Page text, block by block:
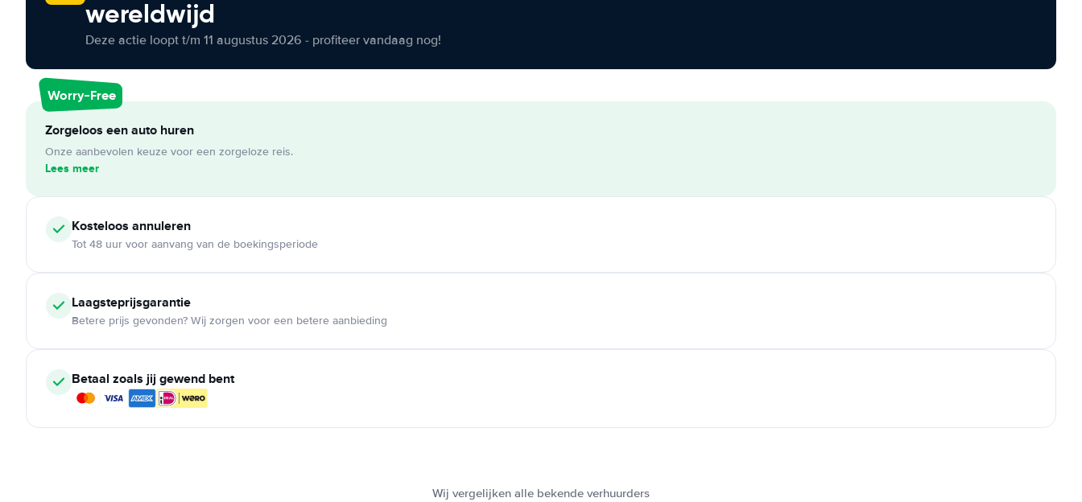
wereldwijd
Deze actie loopt t/m 11 augustus 2026 - profiteer vandaag nog!
Worry-Free
Zorgeloos een auto huren
Onze aanbevolen keuze voor een zorgeloze reis.
Lees meer
Kosteloos annuleren
Tot 48 uur voor aanvang van de boekingsperiode
Laagsteprijsgarantie
Betere prijs gevonden? Wij zorgen voor een betere aanbieding
Betaal zoals jij gewend bent
Wij vergelijken alle bekende verhuurders